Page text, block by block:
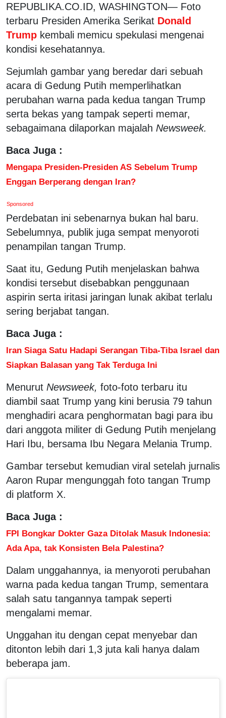
REPUBLIKA.CO.ID, WASHINGTON— Foto
terbaru Presiden Amerika Serikat Donald
Trump kembali memicu spekulasi mengenai
kondisi kesehatannya.
Sejumlah gambar yang beredar dari sebuah
acara di Gedung Putih memperlihatkan
perubahan warna pada kedua tangan Trump
serta bekas yang tampak seperti memar,
sebagaimana dilaporkan majalah Newsweek.
Baca Juga :
Mengapa Presiden-Presiden AS Sebelum Trump
Enggan Berperang dengan Iran?
Sponsored
Perdebatan ini sebenarnya bukan hal baru.
Sebelumnya, publik juga sempat menyoroti
penampilan tangan Trump.
Saat itu, Gedung Putih menjelaskan bahwa
kondisi tersebut disebabkan penggunaan
aspirin serta iritasi jaringan lunak akibat terlalu
sering berjabat tangan.
Baca Juga :
Iran Siaga Satu Hadapi Serangan Tiba-Tiba Israel dan
Siapkan Balasan yang Tak Terduga Ini
Menurut Newsweek, foto-foto terbaru itu
diambil saat Trump yang kini berusia 79 tahun
menghadiri acara penghormatan bagi para ibu
dari anggota militer di Gedung Putih menjelang
Hari Ibu, bersama Ibu Negara Melania Trump.
Gambar tersebut kemudian viral setelah jurnalis
Aaron Rupar mengunggah foto tangan Trump
di platform X.
Baca Juga :
FPI Bongkar Dokter Gaza Ditolak Masuk Indonesia:
Ada Apa, tak Konsisten Bela Palestina?
Dalam unggahannya, ia menyoroti perubahan
warna pada kedua tangan Trump, sementara
salah satu tangannya tampak seperti
mengalami memar.
Unggahan itu dengan cepat menyebar dan
ditonton lebih dari 1,3 juta kali hanya dalam
beberapa jam.